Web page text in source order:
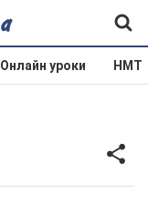
Онлайн уроки НМТ